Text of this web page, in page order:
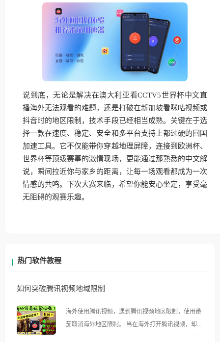
说到底，无论是解决在澳大利亚看CCTV5世界杯中文直
播海外无法观看的难题，还是打破在新加坡看咪咕视频或
抖音时的地区限制，技术手段已经相当成熟。关键在于选
择一款在速度、稳定、安全和多平台支持上都过硬的回国
加速工具。它不仅能带你穿越地理屏障，连接到欧洲杯、
世界杯等顶级赛事的激情现场，更能通过那熟悉的中文解
说，瞬间拉近你与家乡的距离，让每一场观看都成为一次
情感的共鸣。下次大赛来临，希望你能安心坐定，享受毫
无阻碍的观赛乐趣。
热门软件教程
如何突破腾讯视频地域限制
海外使用腾讯视频，遇到腾讯视频地区限制，使用番
茄取消海外地区限制。 当在海外打开腾讯视频，却突